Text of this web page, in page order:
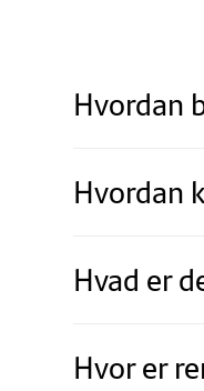
Hvordan
Hvordan
Hvad er
Hvor er